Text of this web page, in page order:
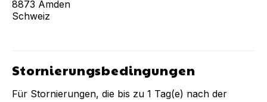
8873 Amden
Schweiz
Stornierungsbedingungen
Für Stornierungen, die bis zu 1 Tag(e) nach der